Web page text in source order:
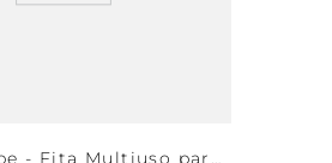
- Fita Multiuso para